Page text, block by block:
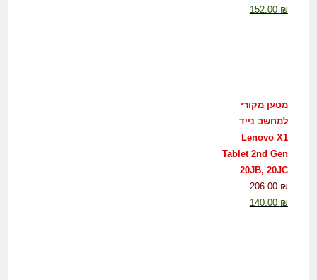
152.00 ₪
מטען מקורי
למחשב נייד
Lenovo X1
Tablet 2nd Gen
20JB, 20JC
206.00₪
140.00 ₪